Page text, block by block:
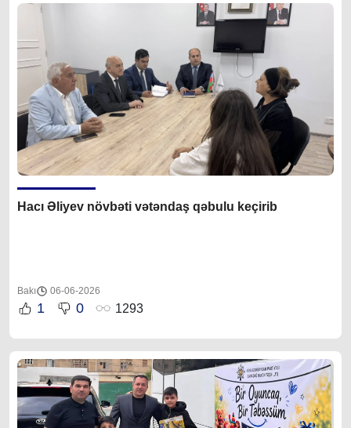
Hacı Əliyev növbəti vətəndaş qəbulu keçirib
Bakı 06-06-2026
1 0 1293